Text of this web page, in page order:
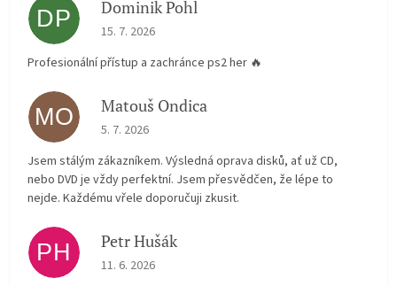
DP Dominik Pohl
The store rating is 5 out of 5 stars.
15. 7. 2026
Profesionální přístup a zachránce ps2 her 🔥
MO Matouš Ondica
The store rating is 5 out of 5 stars.
5. 7. 2026
Jsem stálým zákazníkem. Výsledná oprava disků, ať už CD,
nebo DVD je vždy perfektní. Jsem přesvědčen, že lépe to
nejde. Každému vřele doporučuji zkusit.
PH Petr Hušák
The store rating is 5 out of 5 stars.
11. 6. 2026